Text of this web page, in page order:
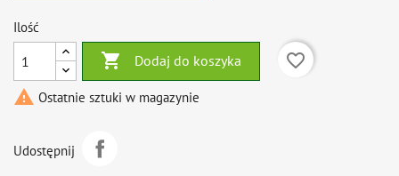
Ilość
 Dodaj do koszyka
favorite_border
 Ostatnie sztuki w magazynie
Udostępnij